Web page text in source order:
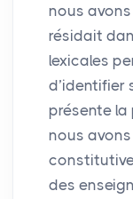
nous
résidait
lexicales
d’identifier
présente la
nous
des